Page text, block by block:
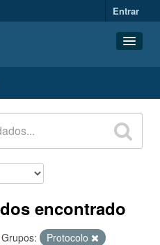
Entrar
encontrado
Grupos:
Protocolo